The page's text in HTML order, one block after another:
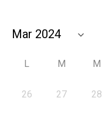
L M M
26 27 28